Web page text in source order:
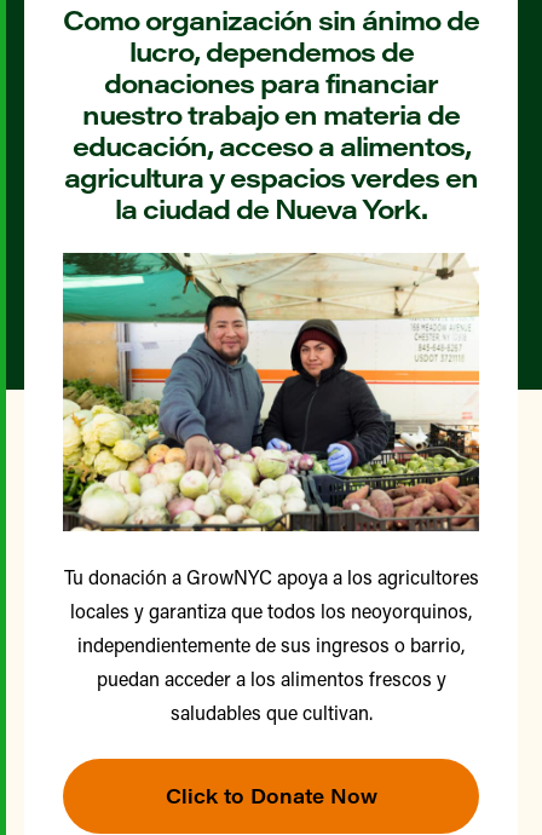
Como organización sin ánimo de
lucro, dependemos de
donaciones para financiar
nuestro trabajo en materia de
educación, acceso a alimentos,
agricultura y espacios verdes en
la ciudad de Nueva York.
Tu donación a GrowNYC apoya a los agricultores
locales y garantiza que todos los neoyorquinos,
independientemente de sus ingresos o barrio,
puedan acceder a los alimentos frescos y
saludables que cultivan.
Click to Donate Now